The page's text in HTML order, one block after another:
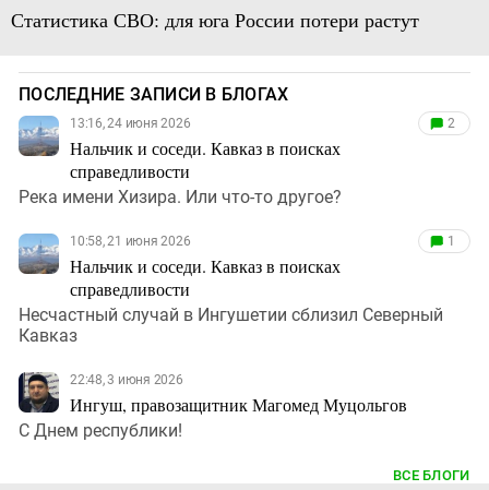
Статистика СВО: для юга России потери растут
ПОСЛЕДНИЕ ЗАПИСИ В БЛОГАХ
13:16, 24 июня 2026
Нальчик и соседи. Кавказ в поисках
справедливости
2
Река имени Хизира. Или что-то другое?
10:58, 21 июня 2026
Нальчик и соседи. Кавказ в поисках
справедливости
1
Несчастный случай в Ингушетии сблизил Северный
Кавказ
22:48, 3 июня 2026
Ингуш, правозащитник Магомед Муцольгов
С Днем республики!
ВСЕ БЛОГИ